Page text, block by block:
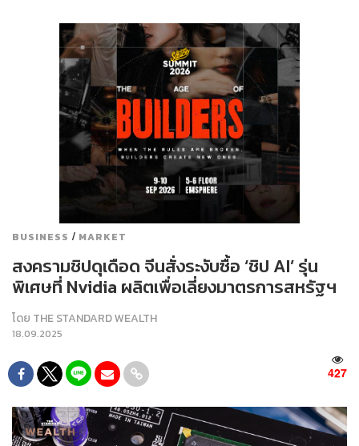
BUSINESS / MARKET
สงครามชิปดุเดือด จีนสั่งระงับซื้อ ‘ชิป AI’ รุ่น
พิเศษที่ Nvidia ผลิตเพื่อเลี่ยงมาตรการสหรัฐฯ
โดย THE STANDARD WEALTH
18.09.2025
427